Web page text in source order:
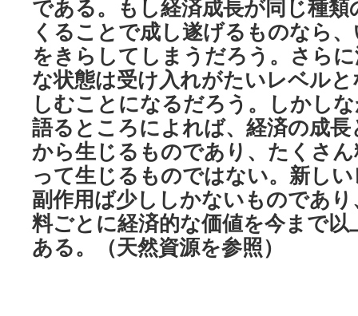
である。もし経済成長が同じ種
くることで成し遂げるものなら
をきらしてしまうだろう。さら
な状態は受け入れがたいレベル
しむことになるだろう。しかし
語るところによれば、経済の成
から生じるものであり、たくさ
って生じるものではない。新し
副作用ば少ししかないものであ
料ごとに経済的な価値を今まで
ある。（天然資源を参照）